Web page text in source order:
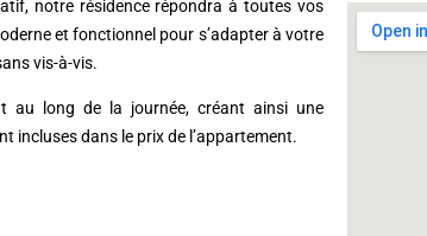
notre résidence répondra à toutes vos
et fonctionnel pour s’adapter à votre
vis-à-vis.
au long de la journée, créant ainsi une
incluses dans le prix de l’appartement.